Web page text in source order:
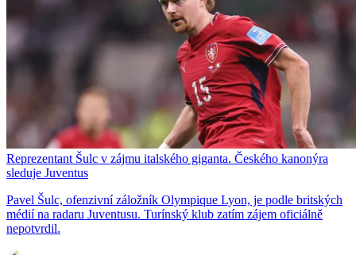
Reprezentant Šulc v zájmu italského giganta. Českého kanonýra
sleduje Juventus
Pavel Šulc, ofenzivní záložník Olympique Lyon, je podle britských
médií na radaru Juventusu. Turínský klub zatím zájem oficiálně
nepotvrdil.